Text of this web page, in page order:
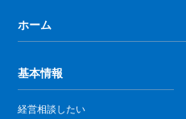
ホーム
基本情報
経営相談したい